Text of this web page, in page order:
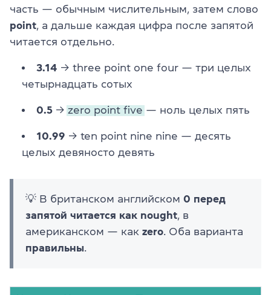
часть — обычным числительным, затем слово
point , а дальше каждая цифра после запятой
читается отдельно.
3.14 → three point one four — три целых
четырнадцать сотых
0.5 → zero point five — ноль целых пять
10.99 → ten point nine nine — десять
целых девяносто девять
💡 В британском английском 0 перед
запятой читается как nought , в
американском — как zero . Оба варианта
правильны